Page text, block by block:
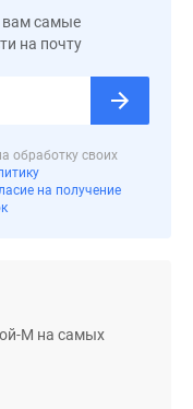
вам самые
на почту
обработку своих
на получение
М на самых